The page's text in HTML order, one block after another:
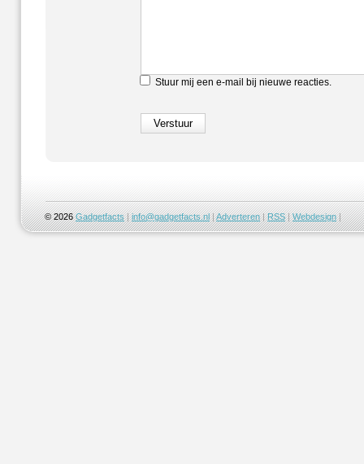
Stuur mij een e-mail bij nieuwe reacties.
© 2026Gadgetfacts |info@gadgetfacts.nl|Adverteren|RSS|Webdesign|